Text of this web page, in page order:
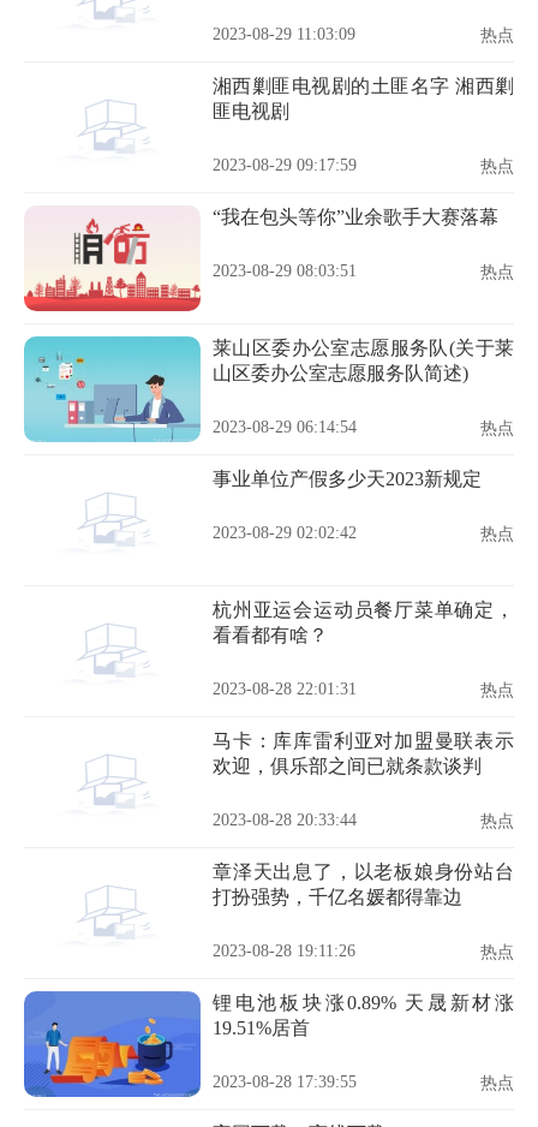
2023-08-29 11:03:09 热点
湘西剿匪电视剧的土匪名字 湘西剿
匪电视剧
2023-08-29 09:17:59 热点
“我在包头等你”业余歌手大赛落幕
2023-08-29 08:03:51 热点
莱山区委办公室志愿服务队(关于莱
山区委办公室志愿服务队简述)
2023-08-29 06:14:54 热点
事业单位产假多少天2023新规定
2023-08-29 02:02:42 热点
杭州亚运会运动员餐厅菜单确定，
看看都有啥？
2023-08-28 22:01:31 热点
马卡：库库雷利亚对加盟曼联表示
欢迎，俱乐部之间已就条款谈判
2023-08-28 20:33:44 热点
章泽天出息了，以老板娘身份站台
打扮强势，千亿名媛都得靠边
2023-08-28 19:11:26 热点
锂电池板块涨0.89% 天晟新材涨
19.51%居首
2023-08-28 17:39:55 热点